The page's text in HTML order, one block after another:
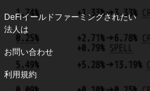
DeFiイールドファーミングされたい
法人は
お問い合わせ
利用規約